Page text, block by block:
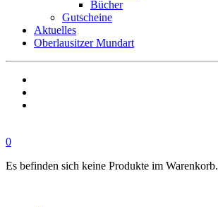
Bücher
Gutscheine
Aktuelles
Oberlausitzer Mundart
0
Es befinden sich keine Produkte im Warenkorb.